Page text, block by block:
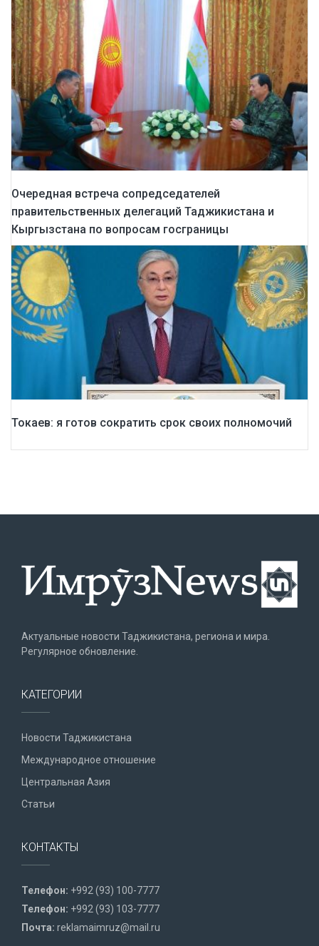
Очередная встреча сопредседателей
правительственных делегаций Таджикистана и
Кыргызстана по вопросам госграницы
Токаев: я готов сократить срок своих полномочий
Актуальные новости Таджикистана, региона и мира.
Регулярное обновление.
КАТЕГОРИИ
Новости Таджикистана
Международное отношение
Центральная Азия
Статьи
КОНТАКТЫ
Телефон: +992 (93) 100-7777
Телефон: +992 (93) 103-7777
Почта: reklamaimruz@mail.ru